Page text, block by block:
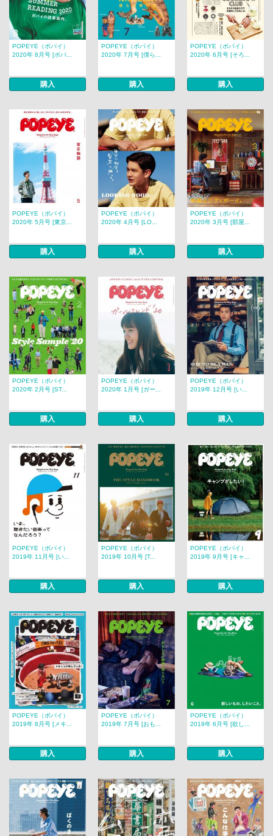
POPEYE（ポパイ）
2020年 8月号 [ポパ...
購入
POPEYE（ポパイ）
2020年 7月号 [僕ら...
購入
POPEYE（ポパイ）
2020年 6月号 [そろ...
購入
POPEYE（ポパイ）
2020年 5月号 [東京...
購入
POPEYE（ポパイ）
2020年 4月号 [LO...
購入
POPEYE（ポパイ）
2020年 3月号 [部屋...
購入
POPEYE（ポパイ）
2020年 2月号 [ST...
購入
POPEYE（ポパイ）
2020年 1月号 [ガー...
購入
POPEYE（ポパイ）
2019年 12月号 [い...
購入
POPEYE（ポパイ）
2019年 11月号 [い...
購入
POPEYE（ポパイ）
2019年 10月号 [T...
購入
POPEYE（ポパイ）
2019年 9月号 [キャ...
購入
POPEYE（ポパイ）
2019年 8月号 [メキ...
購入
POPEYE（ポパイ）
2019年 7月号 [おも...
購入
POPEYE（ポパイ）
2019年 6月号 [欲し...
購入